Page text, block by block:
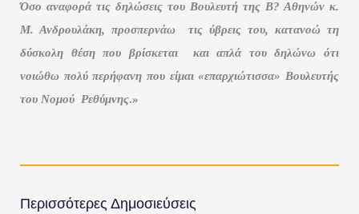
Όσο αναφορά τις δηλώσεις του Βουλευτή της Β? Αθηνών κ.
Μ. Ανδρουλάκη, προσπερνάω τις ύβρεις του, κατανοώ τη
δύσκολη θέση που βρίσκεται και απλά του δηλώνω ότι
νοιώθω πολύ περήφανη που είμαι «επαρχιώτισσα» Βουλευτής
του Νομού Ρεθύμνης.»
Περισσότερες Δημοσιεύσεις